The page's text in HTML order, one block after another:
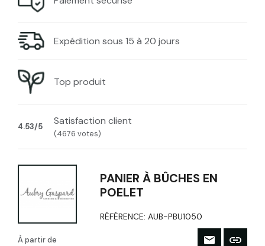
Expédition sous 15 à 20 jours
Top produit
4.53/5 Satisfaction client
(4676 votes)
PANIER À BÛCHES EN
POELET
RÉFÉRENCE:AUB-PBU1050
À partir de